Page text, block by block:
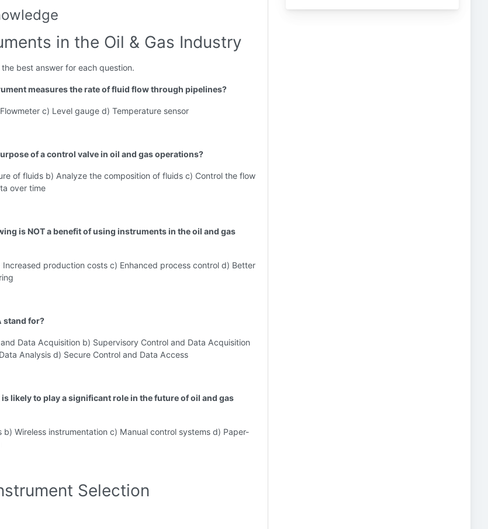
in the Oil & Gas Industry
the best answer for each question.
measures the rate of fluid flow through pipelines?
c) Level gauge d) Temperature sensor
of a control valve in oil and gas operations?
of fluids b) Analyze the composition of fluids c) Control the flow
over time
is NOT a benefit of using instruments in the oil and gas
production costs c) Enhanced process control d) Better
stand for?
Data Acquisition b) Supervisory Control and Data Acquisition
Analysis d) Secure Control and Data Access
likely to play a significant role in the future of oil and gas
b) Wireless instrumentation c) Manual control systems d) Paper-
Selection